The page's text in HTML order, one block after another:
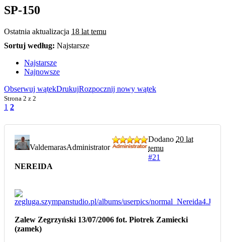
SP-150
Ostatnia aktualizacja 18 lat temu
Sortuj według: Najstarsze
Najstarsze
Najnowsze
Obserwuj wątekDrukujRozpocznij nowy wątek
Strona 2 z 2
1 2
ValdemarasAdministrator
Dodano 20 lat
temu
#21
NEREIDA
Zalew Zegrzyński 13/07/2006 fot. Piotrek Zamiecki
(zamek)